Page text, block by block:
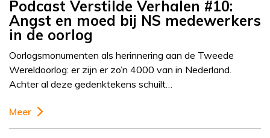
Podcast Verstilde Verhalen #10:
Angst en moed bij NS medewerkers
in de oorlog
Oorlogsmonumenten als herinnering aan de Tweede
Wereldoorlog: er zijn er zo’n 4000 van in Nederland.
Achter al deze gedenktekens schuilt…
Meer